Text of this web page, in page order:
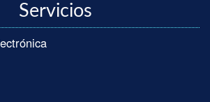
Servicios